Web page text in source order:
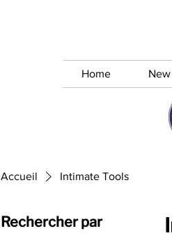
Home
Accueil Intimate Tools
Rechercher par